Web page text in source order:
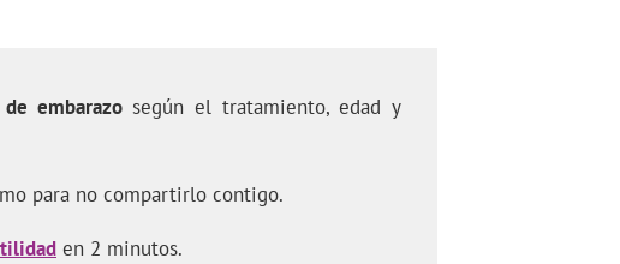
embarazosegún el tratamiento, edad y
para no compartirlo contigo.
en 2 minutos.